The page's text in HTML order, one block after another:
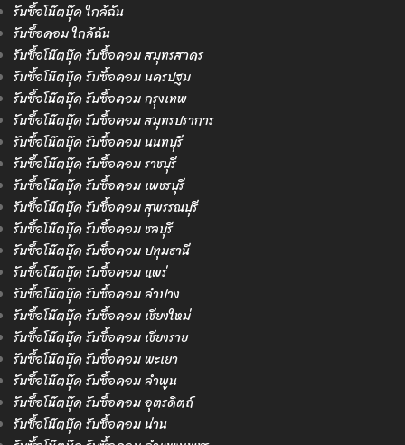
รับซื้อโน๊ตบุ๊ค ใกล้ฉัน
รับซื้อคอม ใกล้ฉัน
รับซื้อโน๊ตบุ๊ค รับซื้อคอม สมุทรสาคร
รับซื้อโน๊ตบุ๊ค รับซื้อคอม นครปฐม
รับซื้อโน๊ตบุ๊ค รับซื้อคอม กรุงเทพ
รับซื้อโน๊ตบุ๊ค รับซื้อคอม สมุทรปราการ
รับซื้อโน๊ตบุ๊ค รับซื้อคอม นนทบุรี
รับซื้อโน๊ตบุ๊ค รับซื้อคอม ราชบุรี
รับซื้อโน๊ตบุ๊ค รับซื้อคอม เพชรบุรี
รับซื้อโน๊ตบุ๊ค รับซื้อคอม สุพรรณบุรี
รับซื้อโน๊ตบุ๊ค รับซื้อคอม ชลบุรี
รับซื้อโน๊ตบุ๊ค รับซื้อคอม ปทุมธานี
รับซื้อโน๊ตบุ๊ค รับซื้อคอม แพร่
รับซื้อโน๊ตบุ๊ค รับซื้อคอม ลำปาง
รับซื้อโน๊ตบุ๊ค รับซื้อคอม เชียงใหม่
รับซื้อโน๊ตบุ๊ค รับซื้อคอม เชียงราย
รับซื้อโน๊ตบุ๊ค รับซื้อคอม พะเยา
รับซื้อโน๊ตบุ๊ค รับซื้อคอม ลำพูน
รับซื้อโน๊ตบุ๊ค รับซื้อคอม อุตรดิตถ์
รับซื้อโน๊ตบุ๊ค รับซื้อคอม น่าน